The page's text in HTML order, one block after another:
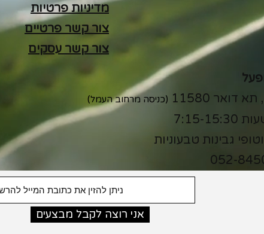
מדיניות פרטיות
צור קשר פרטיים
צור קשר עסקים
(כניסה מרחוב העמל)
15:30
גבינות טבעוניות
052-
אני רוצה לקבל מבצעים